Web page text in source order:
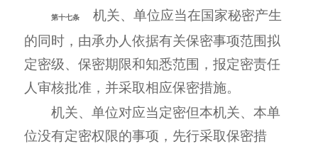
第十七条
机关、单位应当在国家秘密产生
的同时，由承办人依据有关保密事项范围拟
定密级、保密期限和知悉范围，报定密责任
人审核批准，并采取相应保密措施。
机关、单位对应当定密但本机关、本单
位没有定密权限的事项，先行采取保密措